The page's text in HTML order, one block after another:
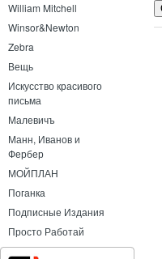
William Mitchell
Winsor&Newton
Zebra
Вещь
Искусство красивого
письма
Малевичъ
Манн, Иванов и
Фербер
МОЙПЛАН
Поганка
Подписные Издания
Просто Работай